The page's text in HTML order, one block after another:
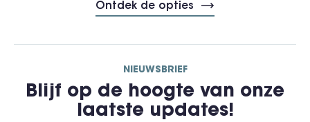
Ontdek de opties
NIEUWSBRIEF
Blijf op de hoogte van onze
laatste updates!